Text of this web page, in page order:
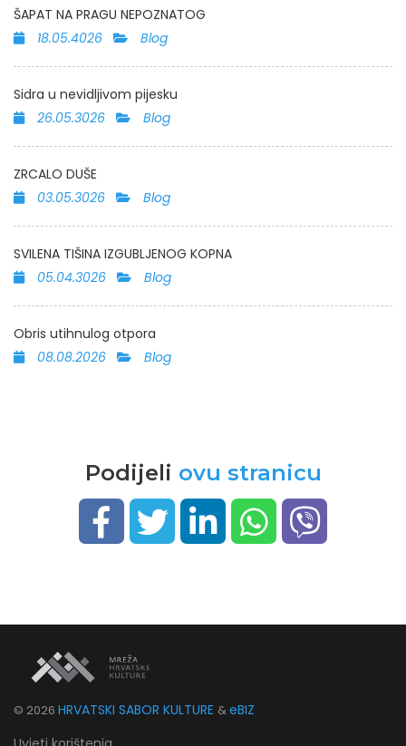
ŠAPAT NA PRAGU NEPOZNATOG
18.05.4026
Blog
Sidra u nevidljivom pijesku
26.05.3026
Blog
ZRCALO DUŠE
03.05.3026
Blog
SVILENA TIŠINA IZGUBLJENOG KOPNA
05.04.3026
Blog
Obris utihnulog otpora
08.08.2026
Blog
Podijeli ovu stranicu
© 2026 HRVATSKI SABOR KULTURE &eBIZ